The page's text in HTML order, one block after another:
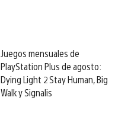
Juegos mensuales de
PlayStation Plus de agosto:
Dying Light 2 Stay Human, Big
Walk y Signalis